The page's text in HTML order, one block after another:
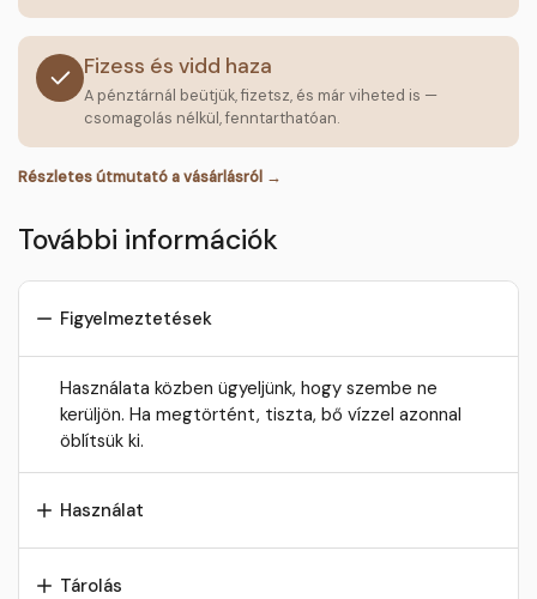
Fizess és vidd haza
A pénztárnál beütjük, fizetsz, és már viheted is —
csomagolás nélkül, fenntarthatóan.
Részletes útmutató a vásárlásról →
További információk
Figyelmeztetések
Használata közben ügyeljünk, hogy szembe ne
kerüljön. Ha megtörtént, tiszta, bő vízzel azonnal
öblítsük ki.
Használat
Tárolás